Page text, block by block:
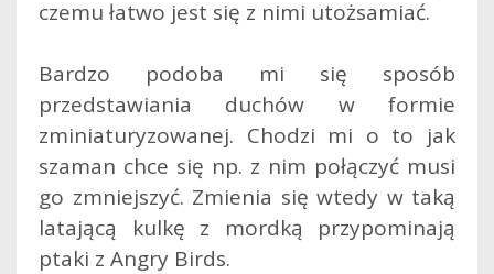
czemu łatwo jest się z nimi utożsamiać.
Bardzo podoba mi się sposób
przedstawiania duchów w formie
zminiaturyzowanej. Chodzi mi o to jak
szaman chce się np. z nim połączyć musi
go zmniejszyć. Zmienia się wtedy w taką
latającą kulkę z mordką przypominają
ptaki z Angry Birds.